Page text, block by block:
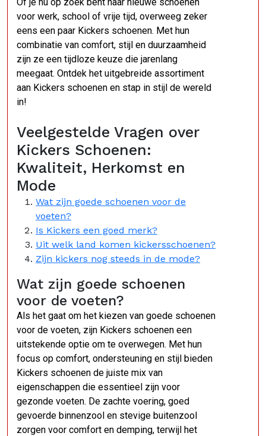
voor werk, school of vrije tijd, overweeg zeker
eens een paar Kickers schoenen. Met hun
combinatie van comfort, stijl en duurzaamheid
zijn ze een tijdloze keuze die jarenlang
meegaat. Ontdek het uitgebreide assortiment
aan Kickers schoenen en stap in stijl de wereld
in!
Veelgestelde Vragen over
Kickers Schoenen:
Kwaliteit, Herkomst en
Mode
Wat zijn goede schoenen voor de
voeten?
Is Kickers een goed merk?
Uit welk land komen kickersschoenen?
Zijn kickers nog steeds in de mode?
Wat zijn goede schoenen
voor de voeten?
Als het gaat om het kiezen van goede schoenen
voor de voeten, zijn Kickers schoenen een
uitstekende optie om te overwegen. Met hun
focus op comfort, ondersteuning en stijl bieden
Kickers schoenen de juiste mix van
eigenschappen die essentieel zijn voor
gezonde voeten. De zachte voering, goed
gevoerde binnenzool en stevige buitenzool
zorgen voor comfort en demping, terwijl het